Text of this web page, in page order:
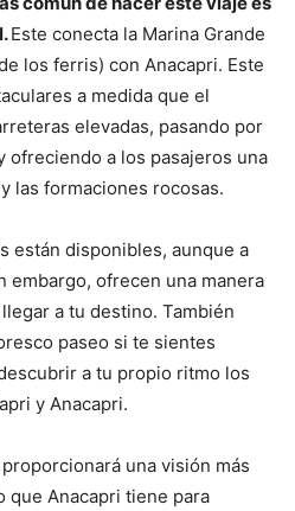
Este conecta la Marina Grande
los ferris) con Anacapri. Este
a medida que el
elevadas, pasando por
ofreciendo a los pasajeros una
las formaciones rocosas.
están disponibles, aunque a
embargo, ofrecen una manera
a tu destino. También
paseo si te sientes
a tu propio ritmo los
y Anacapri.
una visión más
que Anacapri tiene para